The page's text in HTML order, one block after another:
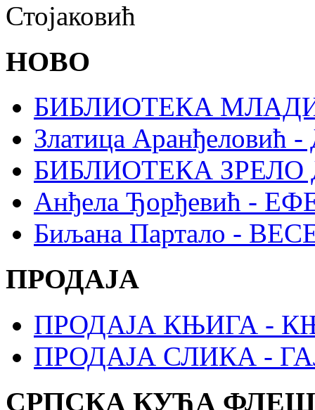
Стојаковић
НОВО
БИБЛИОТЕКА
Златица
БИБЛИОТЕКА ЗРЕЛО
Анђела Ђорђевић -
Биљана Партало -
ПРОДАЈА
ПРОДАЈА КЊИГА -
ПРОДАЈА СЛИКА -
СРПСКА КУЋА ФЛЕШ